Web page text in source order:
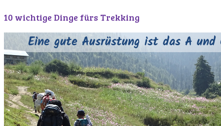
10 wichtige Dinge fürs Trekking